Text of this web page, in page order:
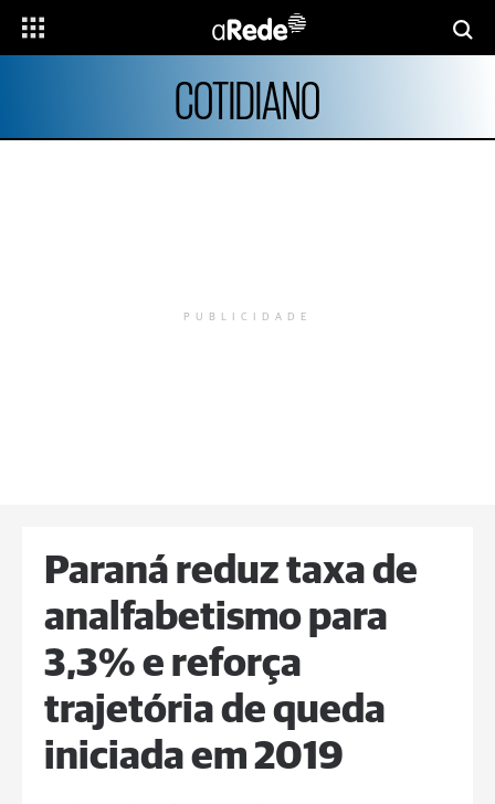
COTIDIANO
PUBLICIDADE
Paraná reduz taxa de
analfabetismo para
3,3% e reforça
trajetória de queda
iniciada em 2019